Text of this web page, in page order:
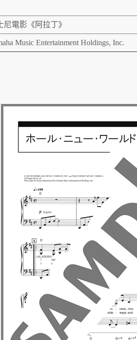
尼電影《阿拉丁》
Music Entertainment Holdings, Inc.